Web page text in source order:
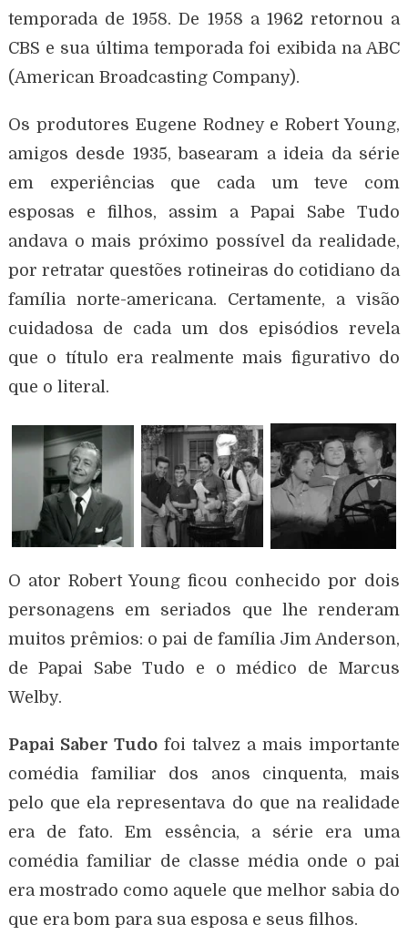
temporada de 1958. De 1958 a 1962 retornou a
CBS e sua última temporada foi exibida na ABC
(American Broadcasting Company).
Os produtores Eugene Rodney e Robert Young,
amigos desde 1935, basearam a ideia da série
em experiências que cada um teve com
esposas e filhos, assim a Papai Sabe Tudo
andava o mais próximo possível da realidade,
por retratar questões rotineiras do cotidiano da
família norte-americana. Certamente, a visão
cuidadosa de cada um dos episódios revela
que o título era realmente mais figurativo do
que o literal.
O ator Robert Young ficou conhecido por dois
personagens em seriados que lhe renderam
muitos prêmios: o pai de família Jim Anderson,
de Papai Sabe Tudo e o médico de Marcus
Welby.
Papai Saber Tudofoi talvez a mais importante
comédia familiar dos anos cinquenta, mais
pelo que ela representava do que na realidade
era de fato. Em essência, a série era uma
comédia familiar de classe média onde o pai
era mostrado como aquele que melhor sabia do
que era bom para sua esposa e seus filhos.